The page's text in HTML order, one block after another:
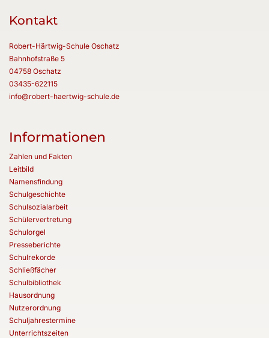
Kontakt
Robert-Härtwig-Schule Oschatz
Bahnhofstraße 5
04758 Oschatz
03435-622115
info@robert-haertwig-schule.de
Informationen
Zahlen und Fakten
Leitbild
Namensfindung
Schulgeschichte
Schulsozialarbeit
Schülervertretung
Schulorgel
Presseberichte
Schulrekorde
Schließfächer
Schulbibliothek
Hausordnung
Nutzerordnung
Schuljahrestermine
Unterrichtszeiten